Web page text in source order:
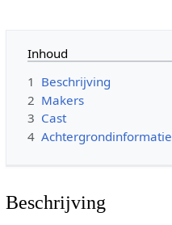
Inhoud
1 Beschrijving
2 Makers
3 Cast
4 Achtergrondinformatie
Beschrijving